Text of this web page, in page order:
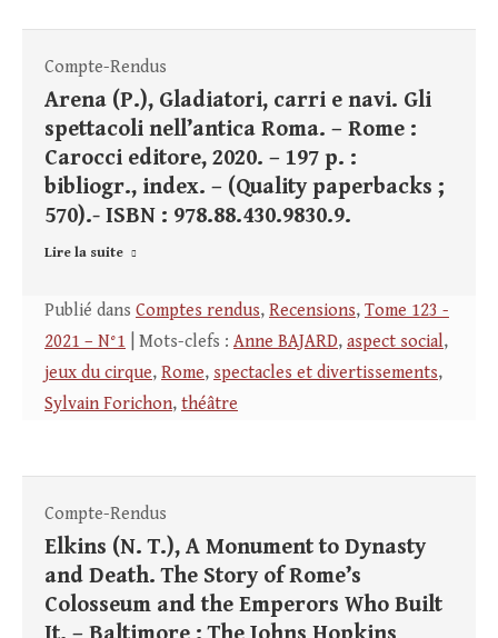
Compte-Rendus
Arena (P.), Gladiatori, carri e navi. Gli
spettacoli nell’antica Roma. – Rome :
Carocci editore, 2020. – 197 p. :
bibliogr., index. – (Quality paperbacks ;
570).- ISBN : 978.88.430.9830.9.
Lire la suite
Publié dans Comptes rendus, Recensions, Tome 123 -
2021 – N°1 | Mots-clefs : Anne BAJARD, aspect social,
jeux du cirque, Rome, spectacles et divertissements,
Sylvain Forichon, théâtre
Compte-Rendus
Elkins (N. T.), A Monument to Dynasty
and Death. The Story of Rome’s
Colosseum and the Emperors Who Built